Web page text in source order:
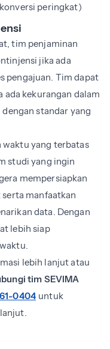
peringkat)
tim penjaminan
jika ada
pengajuan. Tim dapat
kekurangan dalam
standar yang
waktu yang terbatas
studi yang ingin
mempersiapkan
manfaatkan
data. Dengan
lebih siap
lebih lanjut atau
tim SEVIMA
0404 untuk